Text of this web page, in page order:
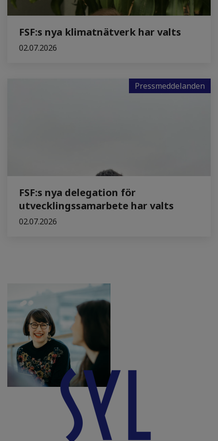
FSF:s nya klimatnätverk har valts
02.07.2026
Pressmeddelanden
FSF:s nya delegation för
utvecklingssamarbete har valts
02.07.2026